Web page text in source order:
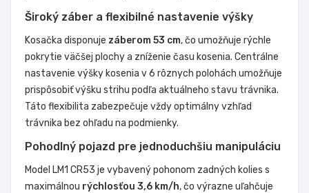
Široký záber a flexibilné nastavenie výšky
Kosačka disponuje záberom 53 cm, čo umožňuje rýchle
pokrytie väčšej plochy a zníženie času kosenia. Centrálne
nastavenie výšky kosenia v 6 rôznych polohách umožňuje
prispôsobiť výšku strihu podľa aktuálneho stavu trávnika.
Táto flexibilita zabezpečuje vždy optimálny vzhľad
trávnika bez ohľadu na podmienky.
Pohodlný pojazd pre jednoduchšiu manipuláciu
Model LM1 CR53 je vybavený pohonom zadných kolies s
maximálnou rýchlosťou 3,6 km/h, čo výrazne uľahčuje